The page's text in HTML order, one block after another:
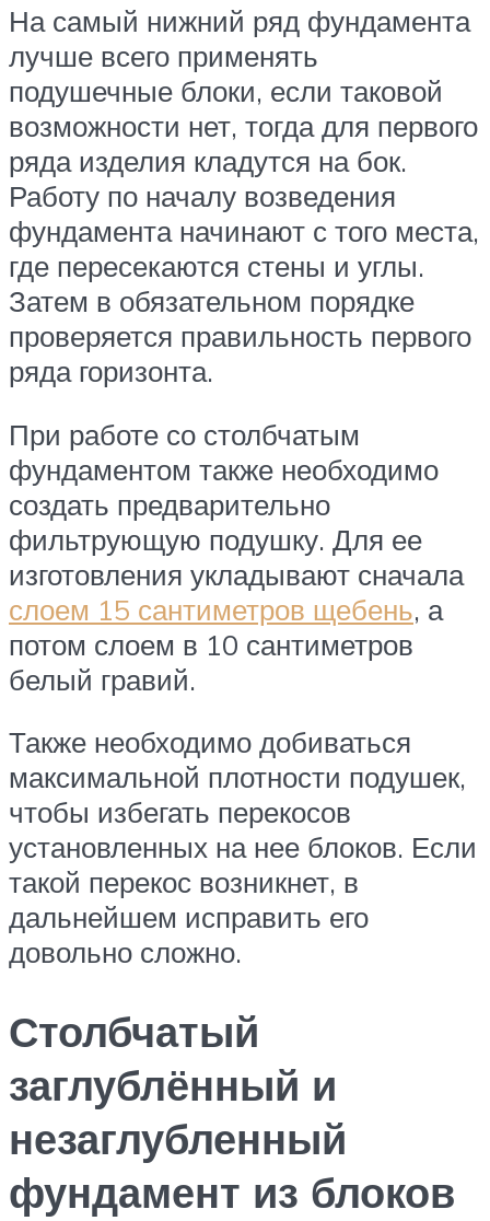
На самый нижний ряд фундамента
лучше всего применять
подушечные блоки, если таковой
возможности нет, тогда для первого
ряда изделия кладутся на бок.
Работу по началу возведения
фундамента начинают с того места,
где пересекаются стены и углы.
Затем в обязательном порядке
проверяется правильность первого
ряда горизонта.
При работе со столбчатым
фундаментом также необходимо
создать предварительно
фильтрующую подушку. Для ее
изготовления укладывают сначала
слоем 15 сантиметров щебень, а
потом слоем в 10 сантиметров
белый гравий.
Также необходимо добиваться
максимальной плотности подушек,
чтобы избегать перекосов
установленных на нее блоков. Если
такой перекос возникнет, в
дальнейшем исправить его
довольно сложно.
Столбчатый
заглублённый и
незаглубленный
фундамент из блоков